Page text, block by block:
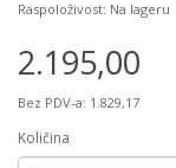
Raspoloživost: Na lageru
2.195,00
Bez PDV-a: 1.829,17
Količina